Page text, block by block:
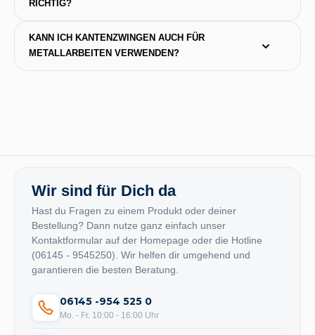
RICHTIG?
KANN ICH KANTENZWINGEN AUCH FÜR
METALLARBEITEN VERWENDEN?
Wir sind für Dich da
Hast du Fragen zu einem Produkt oder deiner
Bestellung? Dann nutze ganz einfach unser
Kontaktformular auf der Homepage oder die Hotline
(06145 - 9545250). Wir helfen dir umgehend und
garantieren die besten Beratung.
06145 -954 525 0
Mo. - Fr. 10:00 - 16:00 Uhr